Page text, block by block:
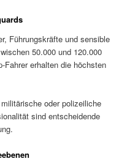
Führungskräfte und sensible
50.000 und 120.000
Fahrer erhalten die höchsten
oder polizeiliche
sind entscheidende